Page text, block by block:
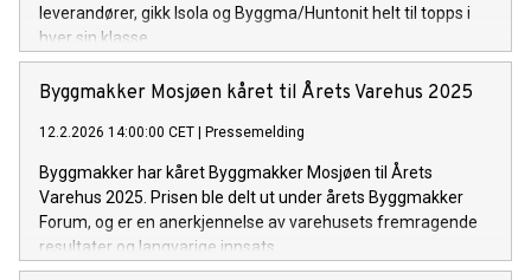
leverandører, gikk Isola og Byggma/Huntonit helt til topps i
hver sin klasse.
Byggmakker Mosjøen kåret til Årets Varehus 2025
12.2.2026 14:00:00 CET Pressemelding
Byggmakker har kåret Byggmakker Mosjøen til Årets
Varehus 2025. Prisen ble delt ut under årets Byggmakker
Forum, og er en anerkjennelse av varehusets fremragende
resultater og langvarige innsats.